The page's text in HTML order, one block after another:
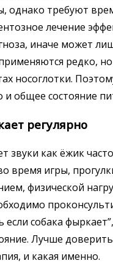
однако требуют
лечение
иначе может
редко,
носоглотки.
общее состояние
регулярно
звуки как ёжик
время игры,
физической
если собака
Лучше
и какая именно.